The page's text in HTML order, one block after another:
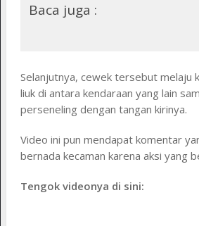
Baca juga :
Selanjutnya, cewek tersebut melaju
liuk di antara kendaraan yang lain
perseneling dengan tangan kirinya.
Video ini pun mendapat komentar
bernada kecaman karena aksi yang
Tengok videonya di sini: